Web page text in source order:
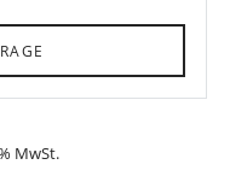
MwSt.